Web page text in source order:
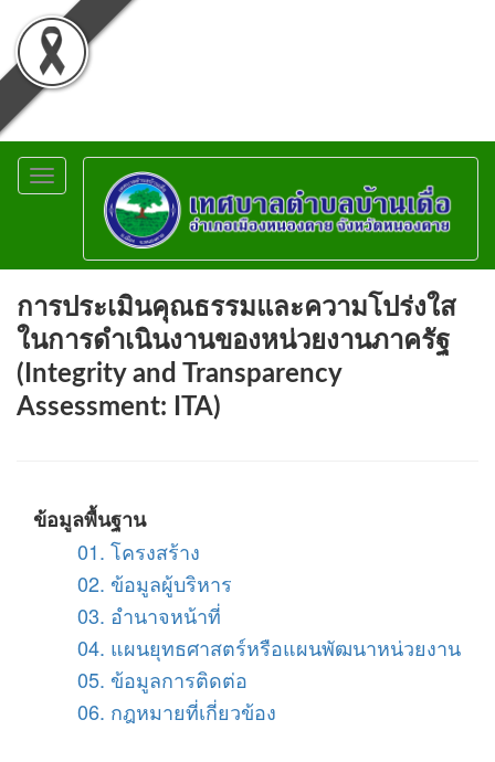
Toggle
navigation
การประเมินคุณธรรมและความโปร่งใส
ในการดำเนินงานของหน่วยงานภาครัฐ
(Integrity and Transparency
Assessment: ITA)
ข้อมูลพื้นฐาน
01. โครงสร้าง
02. ข้อมูลผู้บริหาร
03. อำนาจหน้าที่
04. แผนยุทธศาสตร์หรือแผนพัฒนาหน่วยงาน
05. ข้อมูลการติดต่อ
06. กฎหมายที่เกี่ยวข้อง